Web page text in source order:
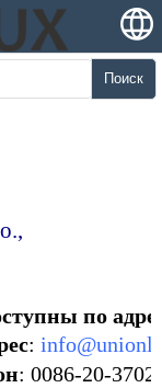
Поиск
по
:
: 0086-20-